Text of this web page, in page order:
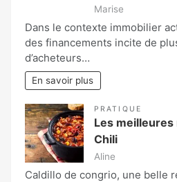
Marise
Dans le contexte immobilier
des financements incite de
d’acheteurs…
En savoir plus
PRATIQUE
Les
Chili
Aline
Caldillo de congrio, une belle